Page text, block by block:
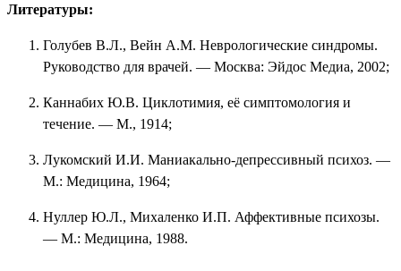
Литературы:
Голубев В.Л., Вейн А.М. Неврологические синдромы.
Руководство для врачей. — Москва: Эйдос Медиа, 2002;
Каннабих Ю.В. Циклотимия, её симптомология и
течение. — М., 1914;
Лукомский И.И. Маниакально-депрессивный психоз. —
М.: Медицина, 1964;
Нуллер Ю.Л., Михаленко И.П. Аффективные психозы.
— М.: Медицина, 1988.